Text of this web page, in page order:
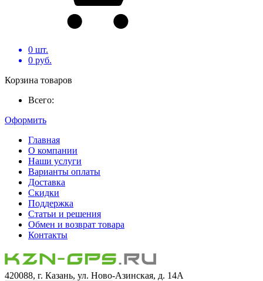
0 шт.
0 руб.
Корзина товаров
Всего:
Оформить
Главная
О компании
Наши услуги
Варианты оплаты
Доставка
Скидки
Поддержка
Статьи и решения
Обмен и возврат товара
Контакты
420088, г. Казань, ул. Ново-Азинская, д. 14А